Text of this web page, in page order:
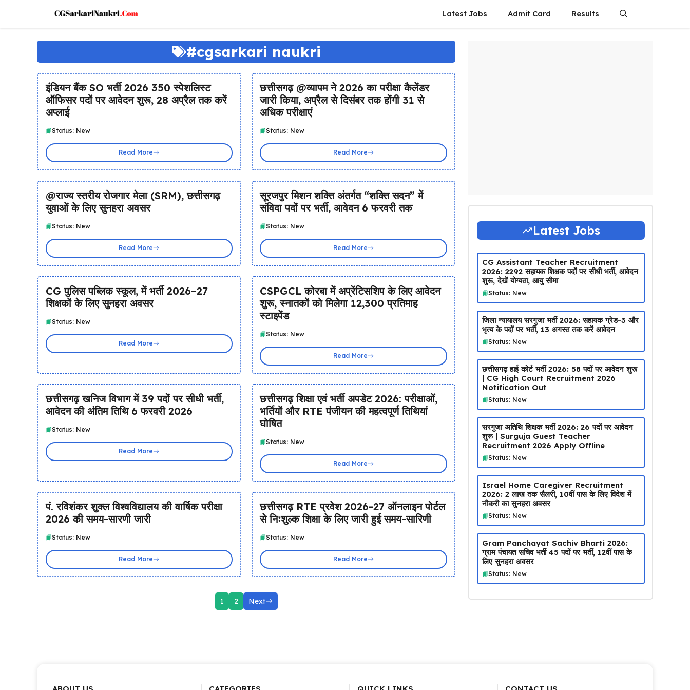
content
Latest Jobs Admit Card Results
#cgsarkari naukri
इंडियन बैंक SO भर्ती 2026 350 स्पेशलिस्ट
ऑफिसर पदों पर आवेदन शुरू, 28 अप्रैल तक करें
अप्लाई
Status: New
Read More
छत्तीसगढ़ @व्यापम ने 2026 का परीक्षा कैलेंडर
जारी किया, अप्रैल से दिसंबर तक होंगी 31 से
अधिक परीक्षाएं
Status: New
Read More
@राज्य स्तरीय रोजगार मेला (SRM), छत्तीसगढ़
युवाओं के लिए सुनहरा अवसर
Status: New
Read More
सूरजपुर मिशन शक्ति अंतर्गत “शक्ति सदन” में
संविदा पदों पर भर्ती, आवेदन 6 फरवरी तक
Status: New
Read More
CG पुलिस पब्लिक स्कूल, में भर्ती 2026–27
शिक्षकों के लिए सुनहरा अवसर
Status: New
Read More
CSPGCL कोरबा में अप्रेंटिसशिप के लिए आवेदन
शुरू, स्नातकों को मिलेगा ₹12,300 प्रतिमाह
स्टाइपेंड
Status: New
Read More
छत्तीसगढ़ खनिज विभाग में 39 पदों पर सीधी भर्ती,
आवेदन की अंतिम तिथि 6 फरवरी 2026
Status: New
Read More
छत्तीसगढ़ शिक्षा एवं भर्ती अपडेट 2026: परीक्षाओं,
भर्तियों और RTE पंजीयन की महत्वपूर्ण तिथियां
घोषित
Status: New
Read More
पं. रविशंकर शुक्ल विश्वविद्यालय की वार्षिक परीक्षा
2026 की समय-सारणी जारी
Status: New
Read More
छत्तीसगढ़ RTE प्रवेश 2026-27 ऑनलाइन पोर्टल
से निःशुल्क शिक्षा के लिए जारी हुई समय-सारिणी
Status: New
Read More
1 2 Next
Latest Jobs
CG Assistant Teacher Recruitment
2026: 2292 सहायक शिक्षक पदों पर सीधी भर्ती, आवेदन
शुरू, देखें योग्यता, आयु सीमा
Status: New
जिला न्यायालय सरगुजा भर्ती 2026: सहायक ग्रेड-3 और
भृत्य के पदों पर भर्ती, 13 अगस्त तक करें आवेदन
Status: New
छत्तीसगढ़ हाई कोर्ट भर्ती 2026: 58 पदों पर आवेदन शुरू
| CG High Court Recruitment 2026
Notification Out
Status: New
सरगुजा अतिथि शिक्षक भर्ती 2026: 26 पदों पर आवेदन
शुरू | Surguja Guest Teacher
Recruitment 2026 Apply Offline
Status: New
Israel Home Caregiver Recruitment
2026: ₹2 लाख तक सैलरी, 10वीं पास के लिए विदेश में
नौकरी का सुनहरा अवसर
Status: New
Gram Panchayat Sachiv Bharti 2026:
ग्राम पंचायत सचिव भर्ती 45 पदों पर भर्ती, 12वीं पास के
लिए सुनहरा अवसर
Status: New